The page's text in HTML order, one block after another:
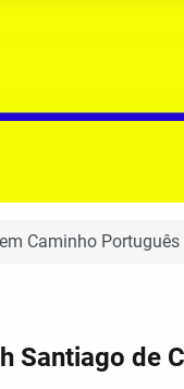
Caminho
Santiago de